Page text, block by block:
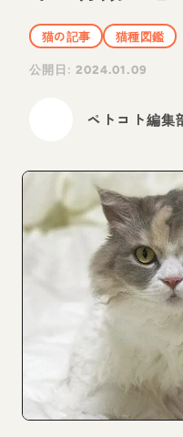
猫の記事
猫種図鑑
公開日:2024.01.09
ペトコト編集